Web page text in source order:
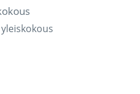
yleiskokous